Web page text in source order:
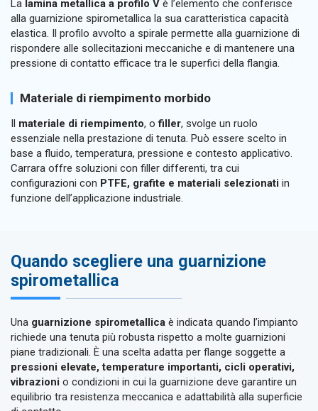
La lamina metallica a profilo V è l’elemento che conferisce
alla guarnizione spirometallica la sua caratteristica capacità
elastica. Il profilo avvolto a spirale permette alla guarnizione di
rispondere alle sollecitazioni meccaniche e di mantenere una
pressione di contatto efficace tra le superfici della flangia.
Materiale di riempimento morbido
materiale di riempimento, ofiller, svolge un ruolo
essenziale nella prestazione di tenuta. Può essere scelto in
base a fluido, temperatura, pressione e contesto applicativo.
Carrara offre soluzioni con filler differenti, tra cui
configurazioni con PTFE, grafite e materiali selezionati in
funzione dell’applicazione industriale.
Quando scegliere una guarnizione
spirometallica
Una guarnizione spirometallica è indicata quando l’impianto
richiede una tenuta più robusta rispetto a molte guarnizioni
piane tradizionali. È una scelta adatta per flange soggette a
pressioni elevate, temperature importanti, cicli operativi,
vibrazioni o condizioni in cui la guarnizione deve garantire un
equilibrio tra resistenza meccanica e adattabilità alla superficie